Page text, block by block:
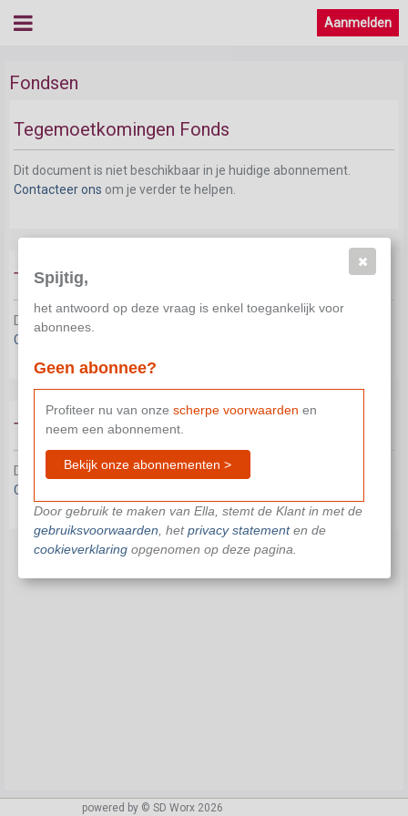
Aanmelden
Fondsen
Tegemoetkomingen Fonds
Dit document is niet beschikbaar in je huidige abonnement.
Contacteer ons om je verder te helpen.
Tegemoetkoming bij aanwerving
Dit document is niet beschikbaar in je huidige abonnement.
Contacteer ons
Tegemoetkoming bij opleiding
Dit document is niet beschikbaar in je huidige abonnement.
Contacteer ons
powered by © SD Worx 2026
Spijtig,
het antwoord op deze vraag is enkel toegankelijk voor
abonnees.
Geen abonnee?
Profiteer nu van onze scherpe voorwaarden en
neem een abonnement.
Bekijk onze abonnementen >
Door gebruik te maken van Ella, stemt de Klant in met de
gebruiksvoorwaarden , hetprivacy statementen de
cookieverklaringopgenomen op deze pagina.